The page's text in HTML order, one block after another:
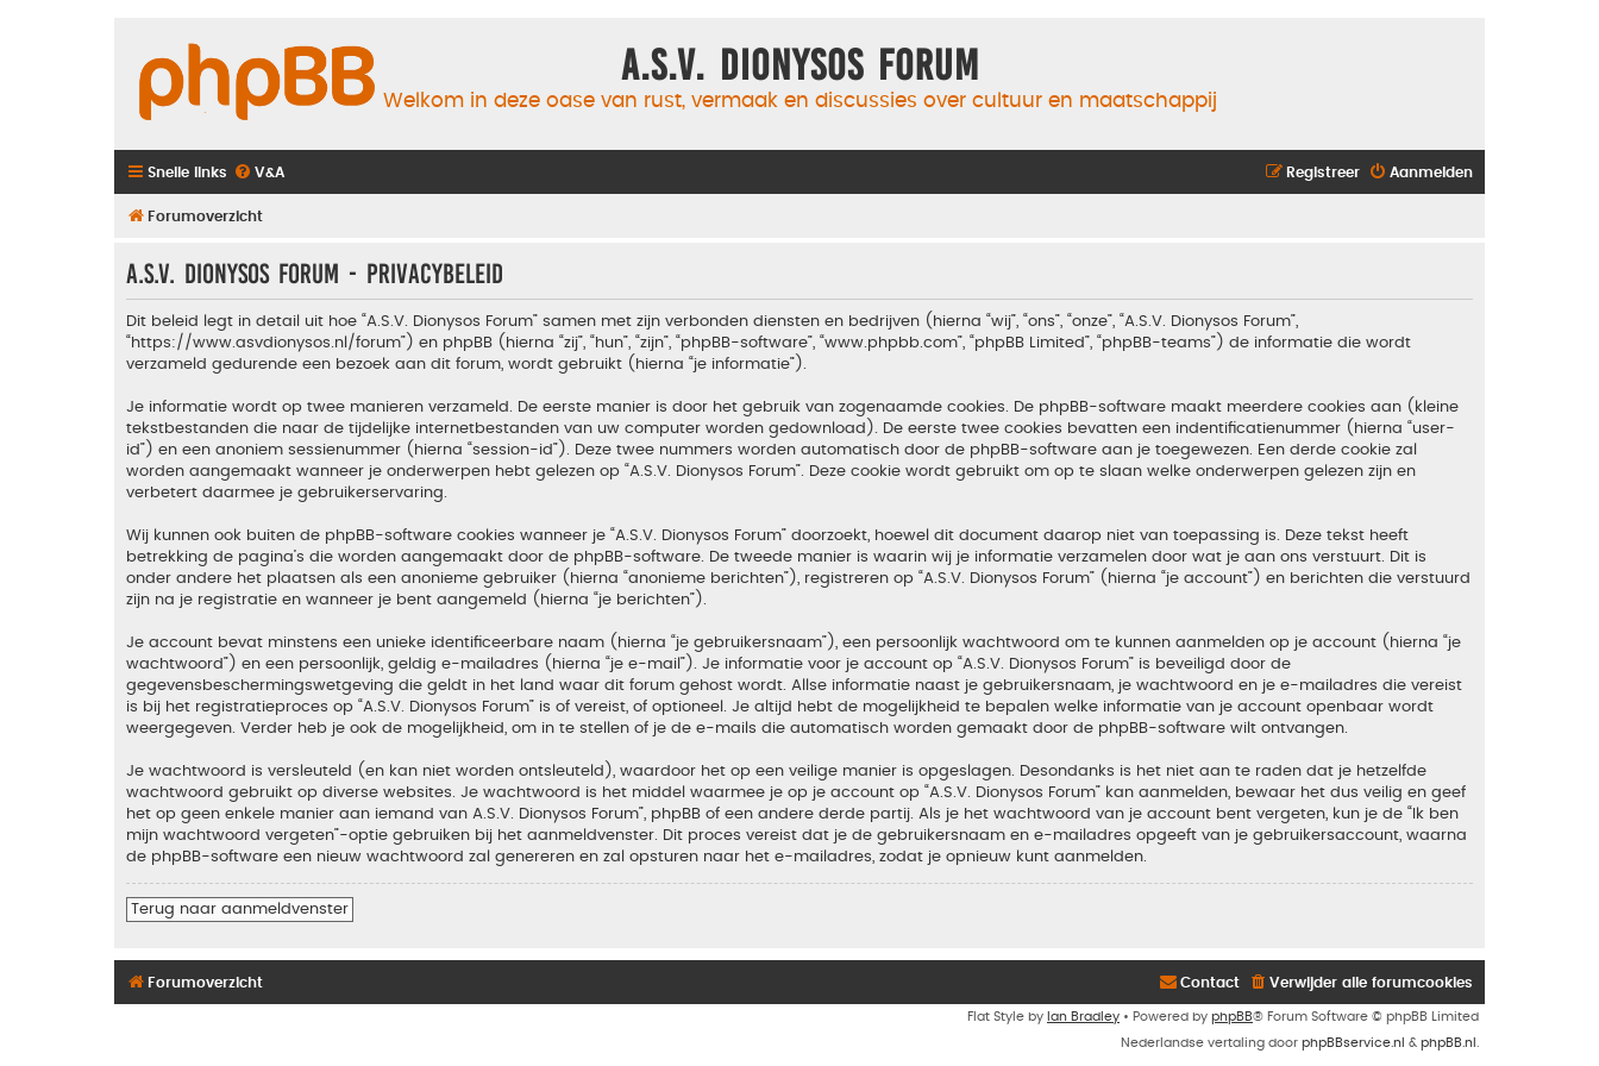
A.S.V. Dionysos Forum
Welkom in deze oase van rust, vermaak en discussies over cultuur en maatschappij
Snelle links V&A Aanmelden
Registreer
Forumoverzicht
A.S.V. Dionysos Forum - Privacybeleid
Dit beleid legt in detail uit hoe “A.S.V. Dionysos Forum” samen met zijn verbonden diensten en bedrijven (hierna “wij”, “ons”, “onze”, “A.S.V. Dionysos Forum”,
“https://www.asvdionysos.nl/forum”) en phpBB (hierna “zij”, “hun”, “zijn”, “phpBB-software”, “www.phpbb.com”, “phpBB Limited”, “phpBB-teams”) de informatie die wordt
verzameld gedurende een bezoek aan dit forum, wordt gebruikt (hierna “je informatie”).
Je informatie wordt op twee manieren verzameld. De eerste manier is door het gebruik van zogenaamde cookies. De phpBB-software maakt meerdere cookies aan (kleine
tekstbestanden die naar de tijdelijke internetbestanden van uw computer worden gedownload). De eerste twee cookies bevatten een indentificatienummer (hierna “user-
id”) en een anoniem sessienummer (hierna “session-id”). Deze twee nummers worden automatisch door de phpBB-software aan je toegewezen. Een derde cookie zal
worden aangemaakt wanneer je onderwerpen hebt gelezen op “A.S.V. Dionysos Forum”. Deze cookie wordt gebruikt om op te slaan welke onderwerpen gelezen zijn en
verbetert daarmee je gebruikerservaring.
Wij kunnen ook buiten de phpBB-software cookies wanneer je “A.S.V. Dionysos Forum” doorzoekt, hoewel dit document daarop niet van toepassing is. Deze tekst heeft
betrekking de pagina’s die worden aangemaakt door de phpBB-software. De tweede manier is waarin wij je informatie verzamelen door wat je aan ons verstuurt. Dit is
onder andere het plaatsen als een anonieme gebruiker (hierna “anonieme berichten”), registreren op “A.S.V. Dionysos Forum” (hierna “je account”) en berichten die verstuurd
zijn na je registratie en wanneer je bent aangemeld (hierna “je berichten”).
Je account bevat minstens een unieke identificeerbare naam (hierna “je gebruikersnaam”), een persoonlijk wachtwoord om te kunnen aanmelden op je account (hierna “je
wachtwoord”) en een persoonlijk, geldig e-mailadres (hierna “je e-mail”). Je informatie voor je account op “A.S.V. Dionysos Forum” is beveiligd door de
gegevensbeschermingswetgeving die geldt in het land waar dit forum gehost wordt. Allse informatie naast je gebruikersnaam, je wachtwoord en je e-mailadres die vereist
is bij het registratieproces op “A.S.V. Dionysos Forum” is of vereist, of optioneel. Je altijd hebt de mogelijkheid te bepalen welke informatie van je account openbaar wordt
weergegeven. Verder heb je ook de mogelijkheid, om in te stellen of je de e-mails die automatisch worden gemaakt door de phpBB-software wilt ontvangen.
Je wachtwoord is versleuteld (en kan niet worden ontsleuteld), waardoor het op een veilige manier is opgeslagen. Desondanks is het niet aan te raden dat je hetzelfde
wachtwoord gebruikt op diverse websites. Je wachtwoord is het middel waarmee je op je account op “A.S.V. Dionysos Forum” kan aanmelden, bewaar het dus veilig en geef
het op geen enkele manier aan iemand van A.S.V. Dionysos Forum”, phpBB of een andere derde partij. Als je het wachtwoord van je account bent vergeten, kun je de “Ik ben
mijn wachtwoord vergeten”-optie gebruiken bij het aanmeldvenster. Dit proces vereist dat je de gebruikersnaam en e-mailadres opgeeft van je gebruikersaccount, waarna
de phpBB-software een nieuw wachtwoord zal genereren en zal opsturen naar het e-mailadres, zodat je opnieuw kunt aanmelden.
Terug naar aanmeldvenster
Forumoverzicht Verwijder alle forumcookies
Contact
Flat Style by Ian Bradley • Powered by phpBB® Forum Software © phpBB Limited
Nederlandse vertaling door phpBBservice.nl & phpBB.nl